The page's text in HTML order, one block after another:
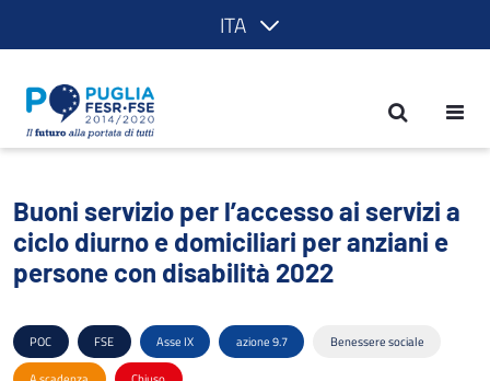
ITA
Buoni servizio per l’accesso ai servizi
Buoni servizio per l’accesso ai servizi a
ciclo diurno e domiciliari per anziani e
persone con disabilità 2022
POC FSE Asse IX azione 9.7 Benessere sociale